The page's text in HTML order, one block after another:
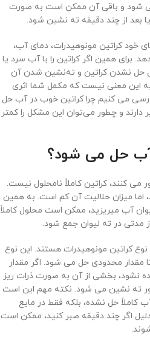
شود و باقی آن ممکن است به صورت
بعد از چند دقیقه ته نشین شود.
خود کراتین مونوهیدرات، دمای آب،
برای همین اگر کراتین را با آب سرد یا
حل نشدن کراتین و ته‌نشین شدن آن
این معنی نیست که مکمل شما اثری
می کنیم چرا کراتین خوب در آب حل
و چطور می‌توان این مشکل را کمتر
آب حل می شود؟
می کنند، کراتین کاملاً نامحلول نیست.
اما میزان حلالیت آن کم است. به همین
آب میریزید، ممکن است محلول کاملاً
مدتی در ته لیوان جمع شود.
کراتین مونوهیدرات هستند. این نوع
مقدار محدودی حل می شود. اگر مقدار
نشود، بخشی از آن به صورت ذرات ریز
ته نشین می شود. نکته مهم این است
کاملاً حل نشده، بلکه فقط در مایع
اگر چند دقیقه صبر کنید، ممکن است